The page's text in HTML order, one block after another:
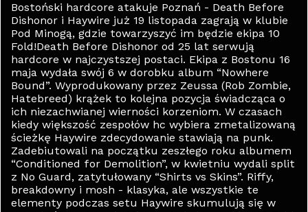
Bostoński hardcore atakuje Poznań - Death Before
Dishonor i Haywire już 19 listopada zagrają w klubie
Pod Minogą, gdzie towarzyszyć im będzie ekipa 10
Fold!Death Before Dishonor od 25 lat serwują
hardcore w najczystszej postaci. Ekipa z Bostonu 16
maja wydała swój 6 w dorobku album “Nowhere
Bound”. Wyprodukowany przez Zeussa (Rob Zombie,
Hatebreed) krążek to kolejna pozycja świadcząca o
ich niezachwianej wierności korzeniom. W czasach
kiedy większość zespołów hc wybiera zmetalizowaną
ścieżkę Haywire zdecydowanie stawiają na punk.
Zadebiutowali na początku zeszłego roku albumem
“Conditioned for Demolition”, w kwietniu wydali split
z No Guard, zatytułowany “Shirts vs Skins”. Riffy,
breakdowny i mosh - klasyka, ale wszystkie te
elementy podczas setu Haywire skumulują się w